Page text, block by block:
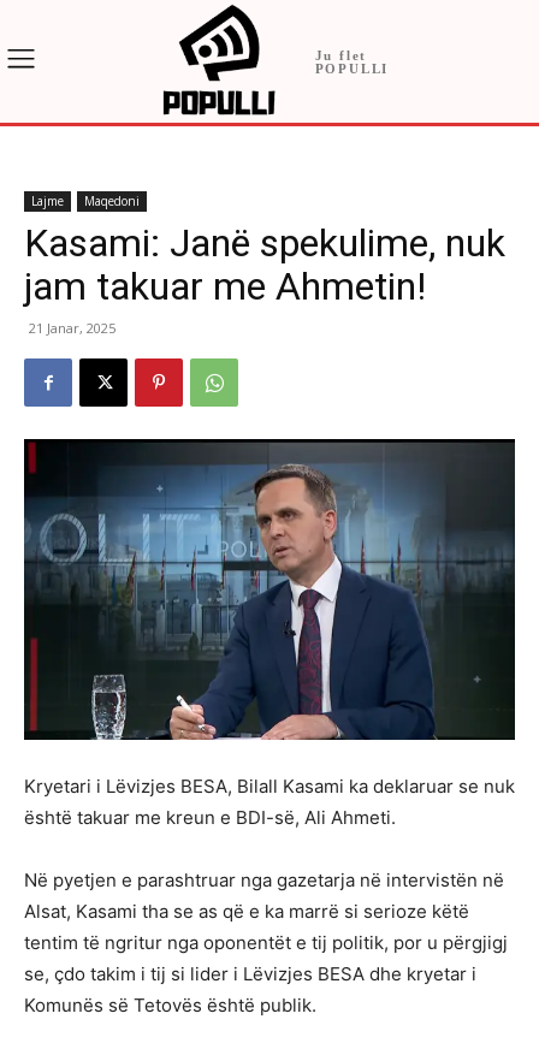
Ju flet
POPULLI
Lajme Maqedoni
Kasami: Janë spekulime, nuk
jam takuar me Ahmetin!
21 Janar, 2025
Kryetari i Lëvizjes BESA, Bilall Kasami ka deklaruar se nuk
është takuar me kreun e BDI-së, Ali Ahmeti.
Në pyetjen e parashtruar nga gazetarja në intervistën në
Alsat, Kasami tha se as që e ka marrë si serioze këtë
tentim të ngritur nga oponentët e tij politik, por u përgjigj
se, çdo takim i tij si lider i Lëvizjes BESA dhe kryetar i
Komunës së Tetovës është publik.